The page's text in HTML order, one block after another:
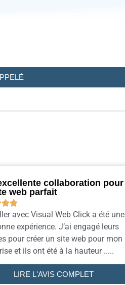
collaboration pour
web parfait

avec Visual Web Click a été une
expérience. J’ai engagé leurs
pour créer un site web pour mon
et ils ont été à la hauteur .....
LIRE L'AVIS COMPLET